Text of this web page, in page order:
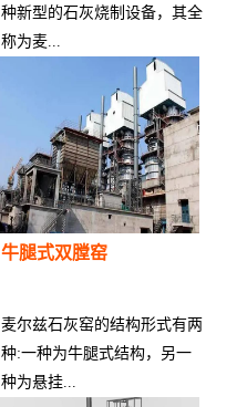
种新型的石灰烧制设备，其全
称为麦...
牛腿式双膛窑
麦尔兹石灰窑的结构形式有两
种:一种为牛腿式结构，另一
种为悬挂...